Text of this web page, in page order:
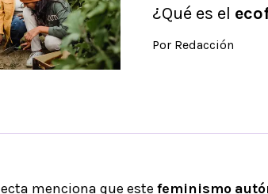
¿Qué es el
Por Redacción
menciona que este feminismo